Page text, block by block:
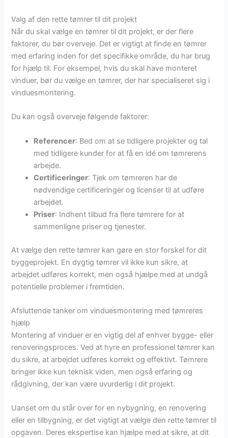
Valg af den rette tømrer til dit projekt
Når du skal vælge en tømrer til dit projekt, er der flere
faktorer, du bør overveje. Det er vigtigt at finde en tømrer
med erfaring inden for det specifikke område, du har brug
for hjælp til. For eksempel, hvis du skal have monteret
vinduer, bør du vælge en tømrer, der har specialiseret sig i
vinduesmontering.
Du kan også overveje følgende faktorer:
Referencer: Bed om at se tidligere projekter og tal
med tidligere kunder for at få en idé om tømrerens
arbejde.
Certificeringer: Tjek om tømreren har de
nødvendige certificeringer og licenser til at udføre
arbejdet.
Priser: Indhent tilbud fra flere tømrere for at
sammenligne priser og tjenester.
At vælge den rette tømrer kan gøre en stor forskel for dit
byggeprojekt. En dygtig tømrer vil ikke kun sikre, at
arbejdet udføres korrekt, men også hjælpe med at undgå
potentielle problemer i fremtiden.
Afsluttende tanker om vinduesmontering med tømreres
hjælp
Montering af vinduer er en vigtig del af enhver bygge- eller
renoveringsproces. Ved at hyre en professionel tømrer kan
du sikre, at arbejdet udføres korrekt og effektivt. Tømrere
bringer ikke kun teknisk viden, men også erfaring og
rådgivning, der kan være uvurderlig i dit projekt.
Uanset om du står over for en nybygning, en renovering
eller en tilbygning, er det vigtigt at vælge den rette tømrer til
opgaven. Deres ekspertise kan hjælpe med at sikre, at dit